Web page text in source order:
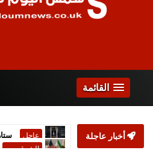
القائمة
أخبار عاجلة
الشرق
الاوسط